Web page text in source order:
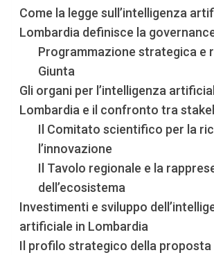
Come la legge sull’intelligenza
Lombardia definisce la
Programmazione strategica e
Giunta
Gli organi per l’intelligenza
Lombardia e il confronto tra
Il Comitato scientifico per la
l’innovazione
Il Tavolo regionale e la
dell’ecosistema
Investimenti e sviluppo
artificiale in Lombardia
Il profilo strategico della proposta